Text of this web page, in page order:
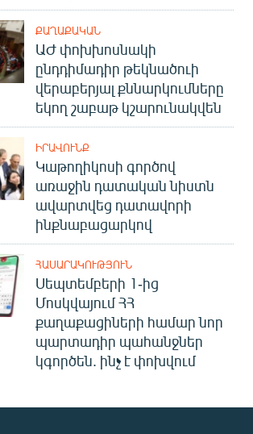
ՔԱՂԱՔԱԿԱՆ
ԱԺ փոխխոսնակի
ընդդիմադիր թեկնածուի
վերաբերյալ քննարկումները
եկող շաբաթ կշարունակվեն
ԻՐԱՎՈՒՆՔ
Կաթողիկոսի գործով
առաջին դատական նիստն
ավարտվեց դատավորի
ինքնաբացարկով
ՀԱՍԱՐԱԿՈՒԹՅՈՒՆ
Սեպտեմբերի 1-ից
Մոսկվայում ՀՀ
քաղաքացիների համար նոր
պարտադիր պահանջներ
կգործեն. ինչ է փոխվում